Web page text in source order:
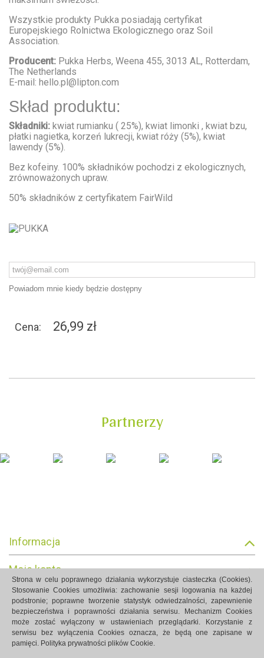
Strona w celu poprawnego działania wykorzystuje ciasteczka (Cookies).
Stosowanie Cookies umożliwia: zachowanie sesji logowania na każdej
podstronie; poprawne tworzenie statystyk odwiedzalności, zapewnienie
bezpieczeństwa i poprawności działania serwisu. Mechanizm Cookies
może zostać wyłączony w ustawieniach przeglądarki. Korzystanie z
serwisu bez wyłączenia Cookies oznacza, że będą one zapisane w
pamięci. Polityka prywatności plików Cookie.
Wszystkie produkty Pukka posiadają certyfikat
Europejskiego Rolnictwa Ekologicznego oraz Soil
Association.
Producent: Pukka Herbs, Weena 455, 3013 AL, Rotterdam,
The Netherlands
E-mail: hello.pl@lipton.com
Skład produktu:
Składniki: kwiat rumianku ( 25%), kwiat limonki , kwiat bzu,
płatki nagietka, korzeń lukrecji, kwiat róży (5%), kwiat
lawendy (5%).
Bez kofeiny. 100% składników pochodzi z ekologicznych,
zrównoważonych upraw.
50% składników z certyfikatem FairWild
Powiadom mnie kiedy będzie dostępny
Cena: 26,99 zł
Partnerzy
Informacja
Strony internetowe Białystok created by Rutcom
Moje konto
Informacja o sklepie